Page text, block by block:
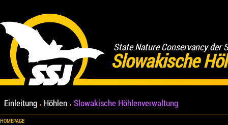
State Nature Conservancy der
Slowakische
Einleitung Höhlen Slowakische Höhlenverwaltung
HOMEPAGE